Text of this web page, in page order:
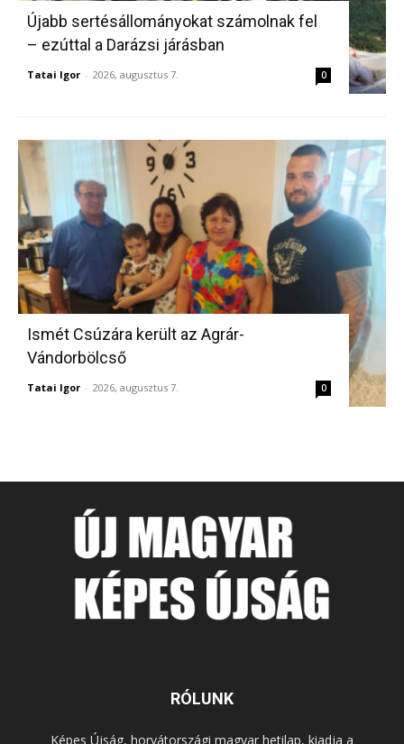
Újabb sertésállományokat számolnak fel
– ezúttal a Darázsi járásban
Tatai Igor - 2026, augusztus 7. 0
Ismét Csúzára került az Agrár-
Vándorbölcső
Tatai Igor - 2026, augusztus 7. 0
RÓLUNK
Képes Újság, horvátországi magyar hetilap, kiadja a